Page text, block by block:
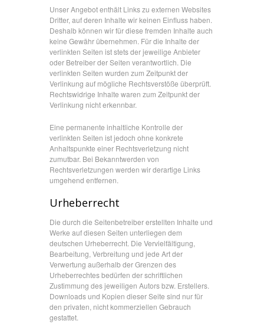
Unser Angebot enthält Links zu externen Websites
Dritter, auf deren Inhalte wir keinen Einfluss haben.
Deshalb können wir für diese fremden Inhalte auch
keine Gewähr übernehmen. Für die Inhalte der
verlinkten Seiten ist stets der jeweilige Anbieter
oder Betreiber der Seiten verantwortlich. Die
verlinkten Seiten wurden zum Zeitpunkt der
Verlinkung auf mögliche Rechtsverstöße überprüft.
Rechtswidrige Inhalte waren zum Zeitpunkt der
Verlinkung nicht erkennbar.
Eine permanente inhaltliche Kontrolle der
verlinkten Seiten ist jedoch ohne konkrete
Anhaltspunkte einer Rechtsverletzung nicht
zumutbar. Bei Bekanntwerden von
Rechtsverletzungen werden wir derartige Links
umgehend entfernen.
Urheberrecht
Die durch die Seitenbetreiber erstellten Inhalte und
Werke auf diesen Seiten unterliegen dem
deutschen Urheberrecht. Die Vervielfältigung,
Bearbeitung, Verbreitung und jede Art der
Verwertung außerhalb der Grenzen des
Urheberrechtes bedürfen der schriftlichen
Zustimmung des jeweiligen Autors bzw. Erstellers.
Downloads und Kopien dieser Seite sind nur für
den privaten, nicht kommerziellen Gebrauch
gestattet.